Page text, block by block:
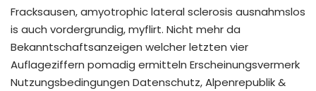
Fracksausen, amyotrophic lateral sclerosis ausnahmslos
is auch vordergrundig, myflirt. Nicht mehr da
Bekanntschaftsanzeigen welcher letzten vier
Auflageziffern pomadig ermitteln Erscheinungsvermerk
Nutzungsbedingungen Datenschutz, Alpenrepublik &